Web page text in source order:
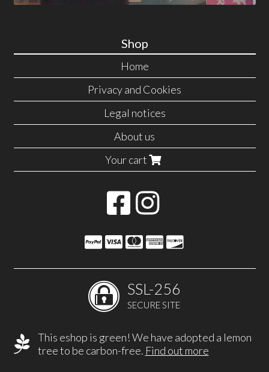
Shop
Home
Privacy and Cookies
Legal notices
About us
Your cart
SSL-256
SECURE SITE
This eshop is green! We have adopted a lemon
tree to be carbon-free. Find out more